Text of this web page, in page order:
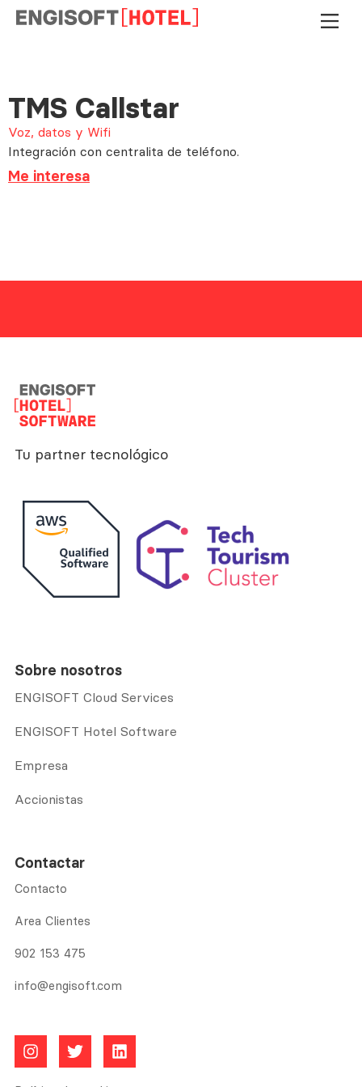
TMS Callstar
Voz, datos y Wifi
Integración con centralita de teléfono.
Me interesa
Tu partner tecnológico
Sobre nosotros
ENGISOFT Cloud Services
ENGISOFT Hotel Software
Empresa
Accionistas
Contactar
Contacto
Area Clientes
902 153 475
info@engisoft.com